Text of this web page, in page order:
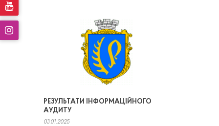
РЕЗУЛЬТАТИ ІНФОРМАЦІЙНОГО
АУДИТУ
03.01.2025